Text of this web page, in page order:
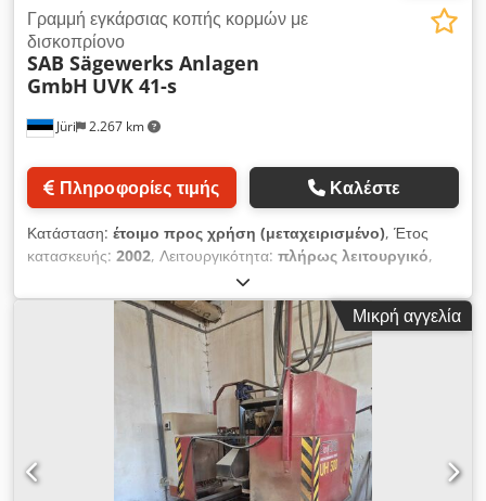
Jüri 2.267 km
Γραμμή εγκάρσιας κοπής κορμών με
δισκοπρίονο
SAB Sägewerks Anlagen
GmbH UVK 41-s
Πληροφορίες τιμής Καλέστε
Κατάσταση: έτοιμο προς χρήση (μεταχειρισμένο), Έτος
κατασκευής: 2002, Λειτουργικότητα: πλήρως λειτουργικό,
αριθμός μηχανήματος/οχήματος:
κορμών με εισαγωγικούς και εξαγωγικούς μεταφορείς, 2 x 2
ηλεκτρικά μετακινούμενες πριονολεπίδες, διάμετρος
πριονολεπίδων 970 mm, κύριοι ηλεκτροκινητήρες 2 x 45kW.
Μήκος κορμού 0,8 - 8 m, μέγιστη διάμετρος κορμού 40 cm,
αρχικός ηλεκτρικός πίνακας, η γραμμή είναι υπό τάση και
μπορεί να επιδειχθεί σε λειτουργία, συνολικός χρόνος
λειτουργίας 3-4 έτη. Dodpexwyzgofx Akiokr
Μικρή αγγελία